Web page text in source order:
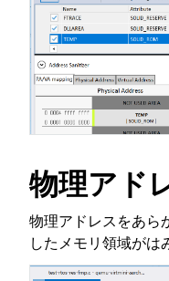
物理アド
物理アドレスをあら
したメモリ領域がは